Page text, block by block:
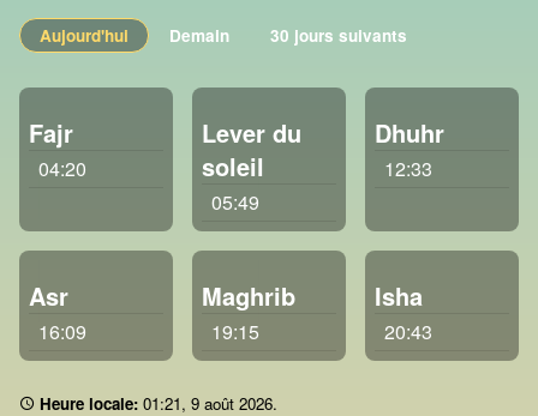
Aujourd'hui Demain 30 jours suivants
Fajr
04:20
Lever du
soleil
05:49
Dhuhr
12:33
Asr
16:09
Maghrib
19:15
Isha
20:43
Heure locale: 01 21, 9 août 2026.